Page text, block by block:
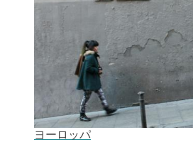
ヨーロッパ